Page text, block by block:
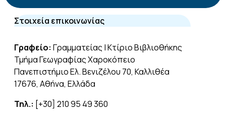
EN
Στοιχεία επικοινωνίας
Γραφείο: Γραμματείας | Κτίριο Βιβλιοθήκης
Τμήμα Γεωγραφίας Χαροκόπειο
Πανεπιστήμιο Ελ. Βενιζέλου 70, Καλλιθέα
17676, Αθήνα, Ελλάδα
Τηλ.: [+30] 210 95 49 360